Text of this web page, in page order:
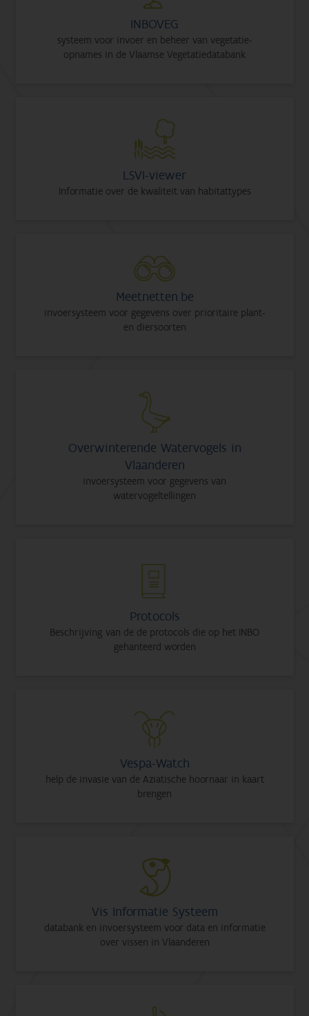
INBOVEG
systeem voor invoer en beheer van vegetatie-
opnames in de Vlaamse Vegetatiedatabank
LSVI-viewer
Informatie over de kwaliteit van habitattypes
Meetnetten.be
invoersysteem voor gegevens over prioritaire plant-
en diersoorten
Overwinterende Watervogels in
Vlaanderen
invoersysteem voor gegevens van
watervogeltellingen
Protocols
Beschrijving van de de protocols die op het INBO
gehanteerd worden
Vespa-Watch
help de invasie van de Aziatische hoornaar in kaart
brengen
Vis Informatie Systeem
databank en invoersysteem voor data en informatie
over vissen in Vlaanderen